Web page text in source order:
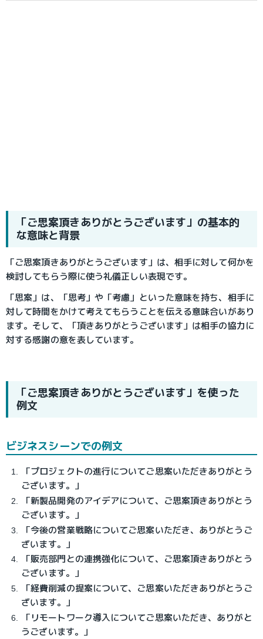
「ご思案頂きありがとうございます」の基本的
な意味と背景
「ご思案頂きありがとうございます」は、相手に対して何かを
検討してもらう際に使う礼儀正しい表現です。
「思案」は、「思考」や「考慮」といった意味を持ち、相手に
対して時間をかけて考えてもらうことを伝える意味合いがあり
ます。そして、「頂きありがとうございます」は相手の協力に
対する感謝の意を表しています。
「ご思案頂きありがとうございます」を使った
例文
ビジネスシーンでの例文
「プロジェクトの進行についてご思案いただきありがとう
ございます。」
「新製品開発のアイデアについて、ご思案頂きありがとう
ございます。」
「今後の営業戦略についてご思案いただき、ありがとうご
ざいます。」
「販売部門との連携強化について、ご思案頂きありがとう
ございます。」
「経費削減の提案について、ご思案いただきありがとうご
ざいます。」
「リモートワーク導入についてご思案いただき、ありがと
うございます。」